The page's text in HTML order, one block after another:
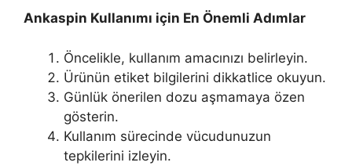
Ankaspin Kullanımı için En Önemli Adımlar
Öncelikle, kullanım amacınızı belirleyin.
Ürünün etiket bilgilerini dikkatlice okuyun.
Günlük önerilen dozu aşmamaya özen
gösterin.
Kullanım sürecinde vücudunuzun
tepkilerini izleyin.